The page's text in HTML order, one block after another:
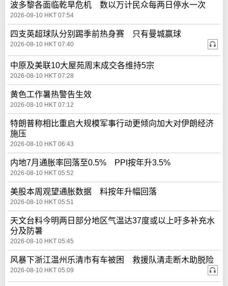
波多黎各面临乾旱危机 数以万计民众每两日停水一次
2026-08-10 HKT 07:54
四支英超球队分别踢季前热身赛 只有曼城赢球
2026-08-10 HKT 07:40
中原及美联10大屋苑周末成交各维持5宗
2026-08-10 HKT 07:28
黄色工作暑热警告生效
2026-08-10 HKT 07:12
特朗普称相比重启大规模军事行动更倾向加大对伊朗经济
施压
2026-08-10 HKT 06:43
内地7月通胀率回落至0.5% PPI按年升3.5%
2026-08-10 HKT 05:52
美股本周观望通胀数据 料按年升幅回落
2026-08-10 HKT 05:51
天文台料今明两日部分地区气温达37度或以上吁多补充水
分及防暑
2026-08-10 HKT 05:45
风暴下浙江温州乐清市有车被困 救援队清走断木助脱险
2026-08-10 HKT 05:09